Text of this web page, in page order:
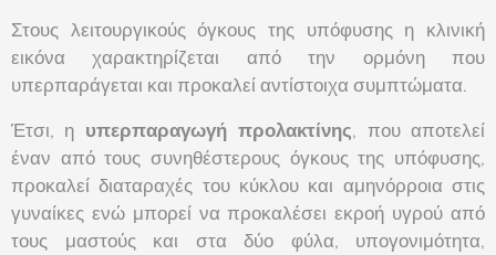
Στους λειτουργικούς όγκους της υπόφυσης η κλινική
εικόνα χαρακτηρίζεται από την ορμόνη που
υπερπαράγεται και προκαλεί αντίστοιχα συμπτώματα.
Έτσι, η υπερπαραγωγή προλακτίνης, που αποτελεί
έναν από τους συνηθέστερους όγκους της υπόφυσης,
προκαλεί διαταραχές του κύκλου και αμηνόρροια στις
γυναίκες ενώ μπορεί να προκαλέσει εκροή υγρού από
τους μαστούς και στα δύο φύλα, υπογονιμότητα,